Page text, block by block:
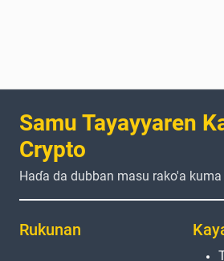
Samu Tayayyaren
Crypto
Haɗa da dubban masu rako'a
Rukunan